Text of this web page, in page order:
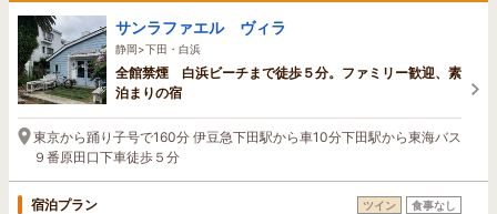
サンラファエル ヴィラ
静岡>下田・白浜
全館禁煙 白浜ビーチまで徒歩５分。ファミリー歓迎、素
泊まりの宿
東京から踊り子号で160分 伊豆急下田駅から車10分下田駅から東海バス
９番原田口下車徒歩５分
宿泊プラン ツイン 食事なし